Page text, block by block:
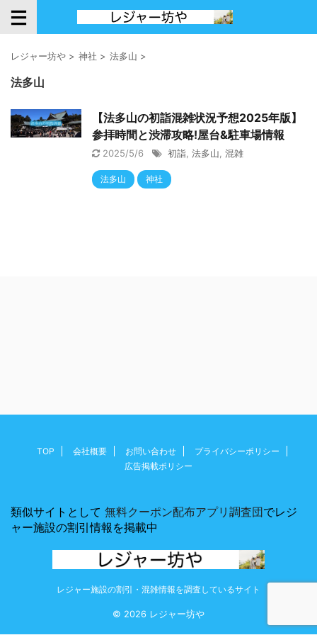
レジャー坊や > 神社 > 法多山 >
法多山
【法多山の初詣混雑状況予想2025年版】
参拝時間と渋滞攻略!屋台&駐車場情報
2025/5/6 初詣 法多山 混雑
法多山 神社
TOP 会社概要 お問い合わせ
プライバシーポリシー
広告掲載ポリシー
類似サイトとして 無料クーポン配布アプリ調査団でレジ
ャー施設の割引情報を掲載中
レジャー施設の割引・混雑情報を調査しているサイト
© 2026 レジャー坊や